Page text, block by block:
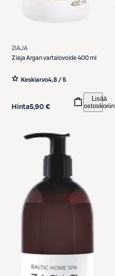
ZIAJA
Ziaja Argan vartalovoide 400 ml
Keskiarvo4,8 / 5
Hinta5,90 €
Lisää
ostoskoriin